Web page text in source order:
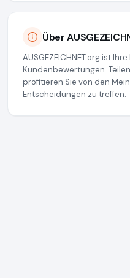
Über
AUSGEZEICHNET.org ist
Kundenbewertungen.
profitieren Sie von den
Entscheidungen zu treffen.